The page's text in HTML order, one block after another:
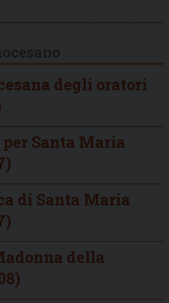
degli oratori
Santa Maria
di Santa Maria
della